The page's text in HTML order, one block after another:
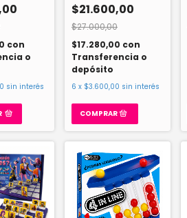
con
o
sin interés
$21.600,00
$27.000,00
$17.280,00 con
Transferencia o
depósito
6 x $3.600,00 sin interés